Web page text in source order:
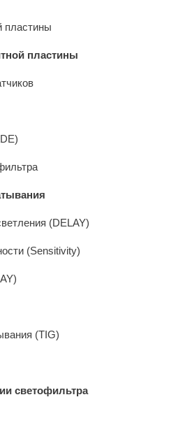
пластины
пластины
(DELAY)
(Sensitivity)
(TIG)
светофильтра